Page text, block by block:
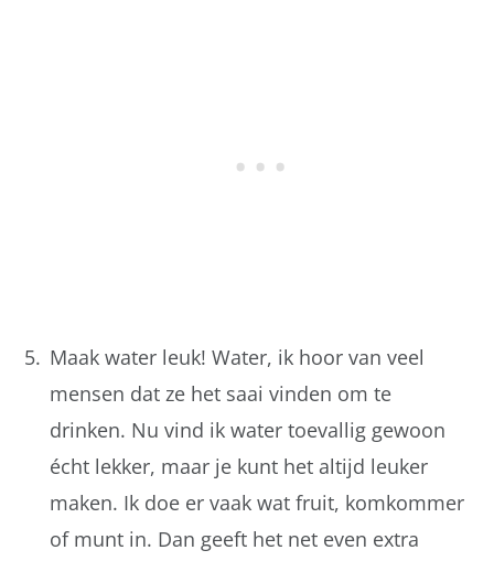
Maak water leuk! Water, ik hoor van veel
mensen dat ze het saai vinden om te
drinken. Nu vind ik water toevallig gewoon
écht lekker, maar je kunt het altijd leuker
maken. Ik doe er vaak wat fruit, komkommer
of munt in. Dan geeft het net even extra